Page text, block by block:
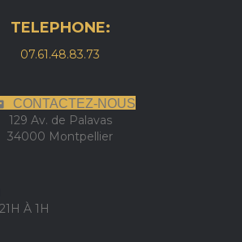
TELEPHONE:
07.61.48.83.73
CONTACTEZ-NOUS
129 Av. de Palavas
34000 Montpellier
À 1H